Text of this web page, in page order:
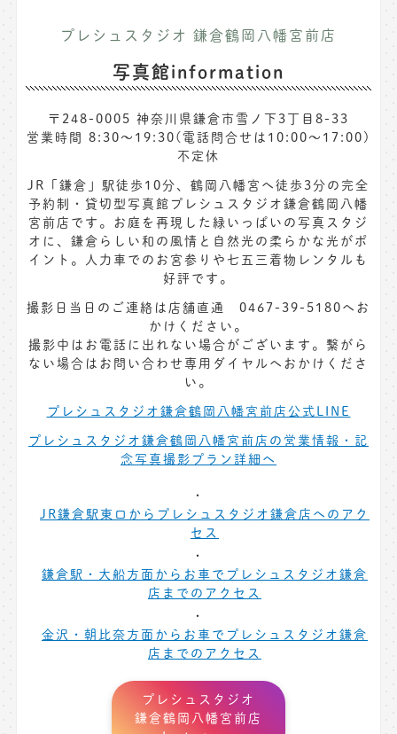
プレシュスタジオ 鎌倉鶴岡八幡宮前店
写真館information
〒248-0005 神奈川県鎌倉市雪ノ下3丁目8-33
営業時間 8:30〜19:30(電話問合せは10:00～17:00)
不定休
JR「鎌倉」駅徒歩10分、鶴岡八幡宮へ徒歩3分の完全
予約制・貸切型写真館プレシュスタジオ鎌倉鶴岡八幡
宮前店です。お庭を再現した緑いっぱいの写真スタジ
オに、鎌倉らしい和の風情と自然光の柔らかな光がポ
イント。人力車でのお宮参りや七五三着物レンタルも
好評です。
撮影日当日のご連絡は店舗直通 0467-39-5180へお
かけください。
撮影中はお電話に出れない場合がございます。繋がら
ない場合はお問い合わせ専用ダイヤルへおかけくださ
い。
プレシュスタジオ鎌倉鶴岡八幡宮前店公式LINE
プレシュスタジオ鎌倉鶴岡八幡宮前店の営業情報・記
念写真撮影プラン詳細へ
JR鎌倉駅東口からプレシュスタジオ鎌倉店へのアク
セス
鎌倉駅・大船方面からお車でプレシュスタジオ鎌倉
店までのアクセス
金沢・朝比奈方面からお車でプレシュスタジオ鎌倉
店までのアクセス
プレシュスタジオ
鎌倉鶴岡八幡宮前店